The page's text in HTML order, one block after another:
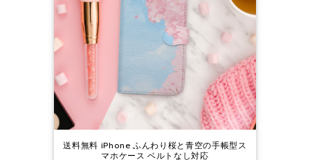
送料無料 iPhone ふんわり桜と青空の手帳型ス
マホケース ベルトなし対応